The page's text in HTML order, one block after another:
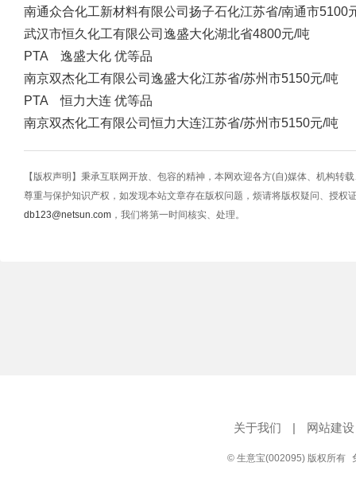
南通众合化工新材料有限公司 扬子石化江苏省/南通市5100
武汉市恒久化工有限公司 逸盛大化湖北省4800元/吨
PTA 逸盛大化 优等品
南京双杰化工有限公司 逸盛大化江苏省/苏州市5150元/吨
PTA 恒力大连 优等品
南京双杰化工有限公司恒力大连江苏省/苏州市5150元/吨
【版权声明】秉承互联网开放、包容的精神，本网欢迎各方(自)媒体、机构转
尊重与保护知识产权，如发现本站文章存在版权问题，烦请将版权疑问、授权
db123@netsun.com ，我们将第一时间核实、处理。
关于我们 | 网站建设
© 生意宝(002095) 版权所有